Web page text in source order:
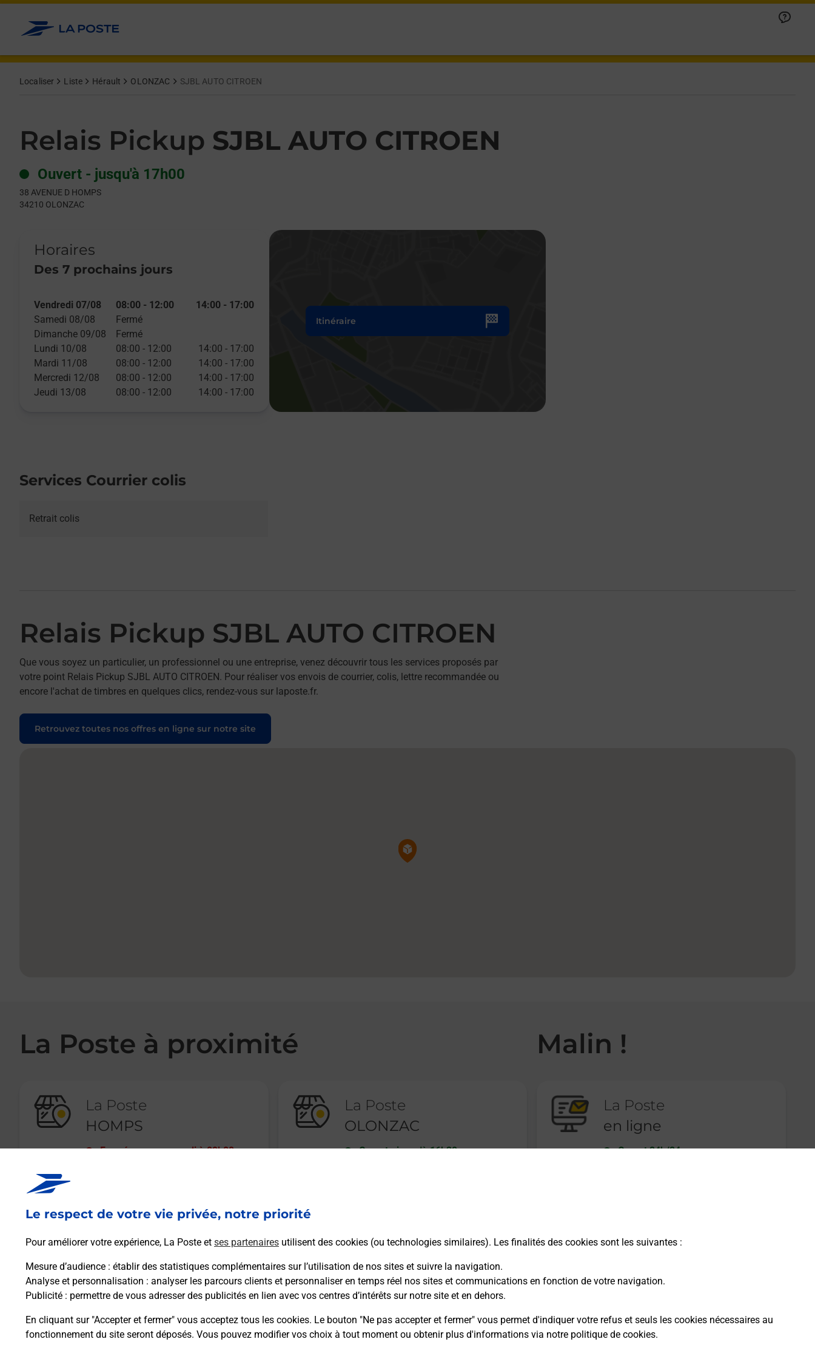
Le respect de votre vie privée, notre priorité
Pour améliorer votre expérience, La Poste et ses partenaires utilisent des cookies (ou technologies similaires). Les finalités des cookies sont les suivantes :
Mesure d’audience : établir des statistiques complémentaires sur l’utilisation de nos sites et suivre la navigation.
Analyse et personnalisation : analyser les parcours clients et personnaliser en temps réel nos sites et communications en fonction de votre navigation.
Publicité : permettre de vous adresser des publicités en lien avec vos centres d’intérêts sur notre site et en dehors.
En cliquant sur "Accepter et fermer" vous acceptez tous les cookies. Le bouton "Ne pas accepter et fermer" vous permet d'indiquer votre refus et seuls les cookies nécessaires au
fonctionnement du site seront déposés. Vous pouvez modifier vos choix à tout moment ou obtenir plus d'informations via notre politique de cookies.
Allez au contenu
Localiser Liste Hérault OLONZAC SJBL AUTO CITROEN
Relais Pickup SJBL AUTO CITROEN
Ouvert - jusqu'à 17h00
38 AVENUE D HOMPS
34210 OLONZAC
Horaires
Des 7 prochains jours
Day of the WeekHours
Vendredi 07/08 08:00 - 12:00 14:00 - 17:00
Samedi 08/08
Fermé
Dimanche 09/08
Fermé
Lundi 10/08
08:00 - 12:00 14:00 - 17:00
Mardi 11/08
08:00 - 12:00 14:00 - 17:00
Mercredi 12/08
08:00 - 12:00 14:00 - 17:00
Jeudi 13/08
08:00 - 12:00 14:00 - 17:00
Itinéraire
Services Courrier colis
Retrait colis
Relais Pickup SJBL AUTO CITROEN
Que vous soyez un particulier, un professionnel ou une entreprise, venez découvrir tous les services proposés par
votre point Relais Pickup SJBL AUTO CITROEN. Pour réaliser vos envois de courrier, colis, lettre recommandée ou
encore l'achat de timbres en quelques clics, rendez-vous sur laposte.fr.
Retrouvez toutes nos offres en ligne sur notre site
Pin de la carte
Get directions to Relais Pickup at 38 AVENUE D HOMPS OLONZAC,
lien s'ouvre dans un nouvel onglet
La Poste à proximité
La Poste
HOMPS
Fermé-ouvre samedi à 09h00
En savoir plus
La Poste
OLONZAC
Ouvert-jusqu'à 16h30
Malin !
La Poste
en ligne
Ouvert 24h/24